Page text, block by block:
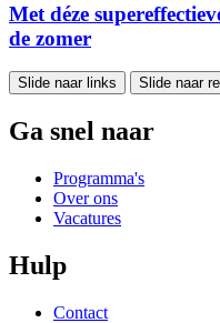
Met déze
de zomer
Slide naar links Slide naar
Ga snel naar
Programma's
Over ons
Vacatures
Hulp
Contact